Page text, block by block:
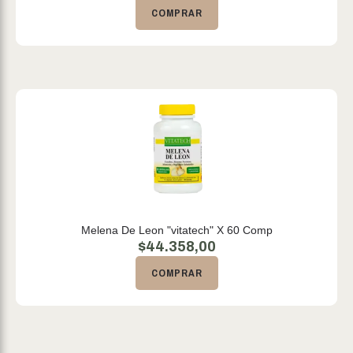
COMPRAR
Melena De Leon "vitatech" X 60 Comp
$44.358,00
COMPRAR